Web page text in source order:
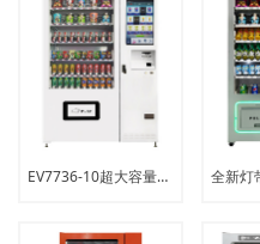
EV7736-10超大容量食品饮料综合售货机